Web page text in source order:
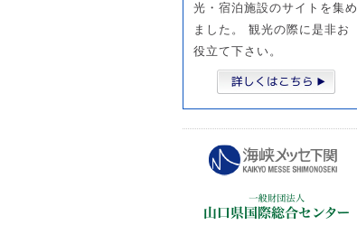
光・宿泊施設のサイトを集め
ました。 観光の際に是非お
役立て下さい。